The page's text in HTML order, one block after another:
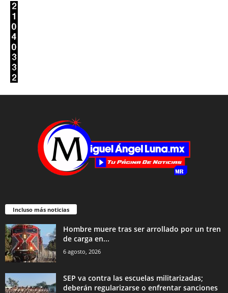
Incluso más noticias
Hombre muere tras ser arrollado por un tren
de carga en...
6 agosto, 2026
SEP va contra las escuelas militarizadas;
deberán regularizarse o enfrentar sanciones